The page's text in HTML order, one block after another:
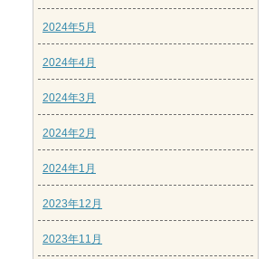
2024年5月
2024年4月
2024年3月
2024年2月
2024年1月
2023年12月
2023年11月